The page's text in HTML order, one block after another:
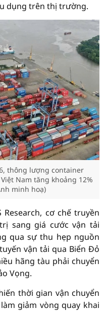
dụng trên thị trường.
thông lượng container
Nam tăng khoảng 12%
minh hoạ)
Research, cơ chế truyền
sang giá cước vận tải
qua sự thu hẹp nguồn
vận tải qua Biển Đỏ
hãng tàu phải chuyển
Vọng.
thời gian vận chuyển
giảm vòng quay khai